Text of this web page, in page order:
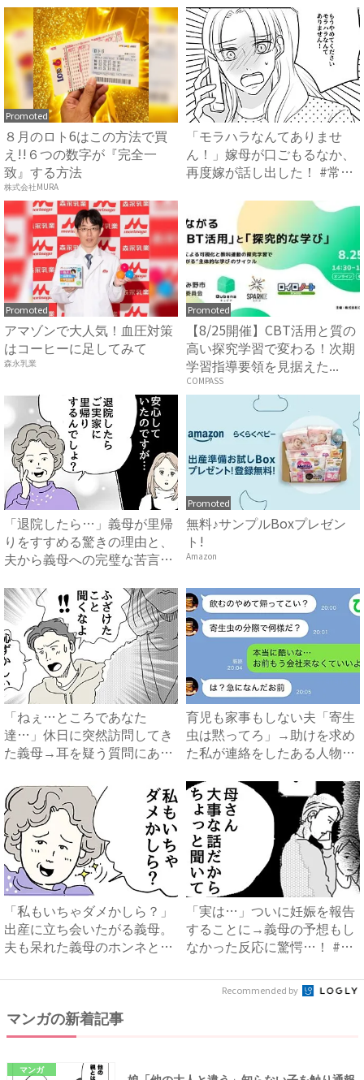
Promoted
８月のロト6はこの方法で買
え!!６つの数字が『完全一
致』する方法
株式会社MURA
「モラハラなんてありませ
ん！」嫁母が口ごもるなか、
再度嫁が話し出した！ #常識
Promoted
アマゾンで大人気！血圧対策
はコーヒーに足してみて
森永乳業
Promoted
【8/25開催】CBT活用と質の
高い探究学習で変わる！次期
学習指導要領を見据えた...
COMPASS
「退院したら…」義母が里帰
りをすすめる驚きの理由と、
夫から義母への完璧な苦言
Promoted
無料♪サンプルBoxプレゼン
ト!
Amazon
「ねぇ…ところであなた
達…」休日に突然訪問してき
た義母→耳を疑う質問にあ
育児も家事もしない夫「寄生
虫は黙ってろ」→助けを求め
た私が連絡をしたある人物と
「私もいちゃダメかしら？」
出産に立ち会いたがる義母。
夫も呆れた義母のホンネと
「実は…」ついに妊娠を報告
することに→義母の予想もし
なかった反応に驚愕…！ #
Recommended by
マンガの新着記事
マンガ